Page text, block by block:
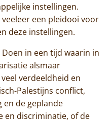
instellingen.
een pleidooi voor
deze instellingen.
in een tijd waarin in
alsmaar
verdeeldheid en
Palestijns conflict,
en de geplande
en discriminatie, of de